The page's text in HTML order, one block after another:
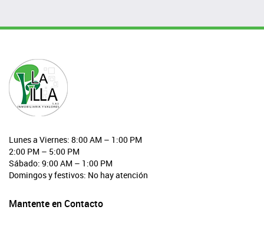
Lunes a Viernes: 8:00 AM – 1:00 PM
2:00 PM – 5:00 PM
Sábado: 9:00 AM – 1:00 PM
Domingos y festivos: No hay atención
Mantente en Contacto